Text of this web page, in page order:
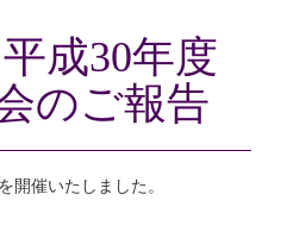
成30年度
のご報告
催いたしました。